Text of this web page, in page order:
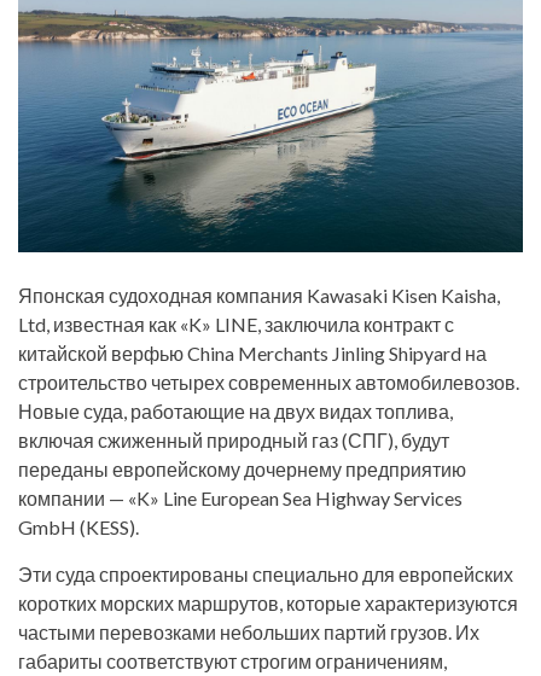
Японская судоходная компания Kawasaki Kisen Kaisha,
Ltd, известная как «K» LINE, заключила контракт с
китайской верфью China Merchants Jinling Shipyard на
строительство четырех современных автомобилевозов.
Новые суда, работающие на двух видах топлива,
включая сжиженный природный газ (СПГ), будут
переданы европейскому дочернему предприятию
компании — «K» Line European Sea Highway Services
GmbH (KESS).
Эти суда спроектированы специально для европейских
коротких морских маршрутов, которые характеризуются
частыми перевозками небольших партий грузов. Их
габариты соответствуют строгим ограничениям,